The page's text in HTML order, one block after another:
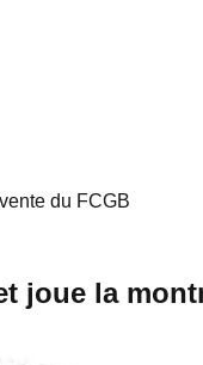
du FCGB
joue la